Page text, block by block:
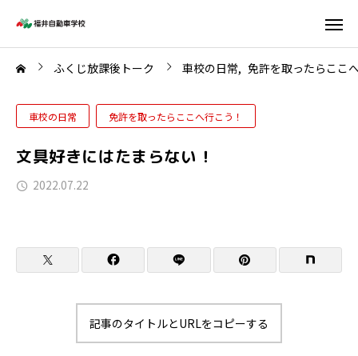
ふくじ放課後トーク 車校の日常 免許を取ったらここ
車校の日常 免許を取ったらここへ行こう！
文具好きにはたまらない！
2022.07.22
記事のタイトルとURLをコピーする